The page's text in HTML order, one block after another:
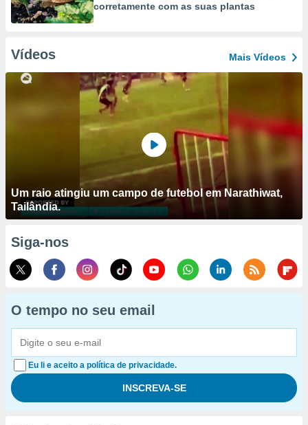
corretamente com as suas plantas
Vídeos Mais Vídeos
Um raio atingiu um campo de futebol em Narathiwat,
Tailândia.
Siga-nos
O tempo no seu email
Eu li e aceito a política de privacidade.